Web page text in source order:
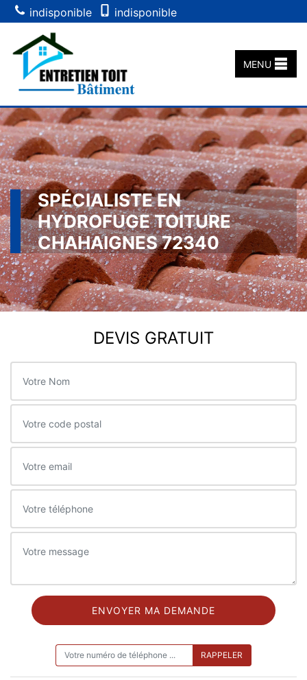
indisponible indisponible
MENU
SPÉCIALISTE EN
HYDROFUGE TOITURE
CHAHAIGNES 72340
DEVIS GRATUIT